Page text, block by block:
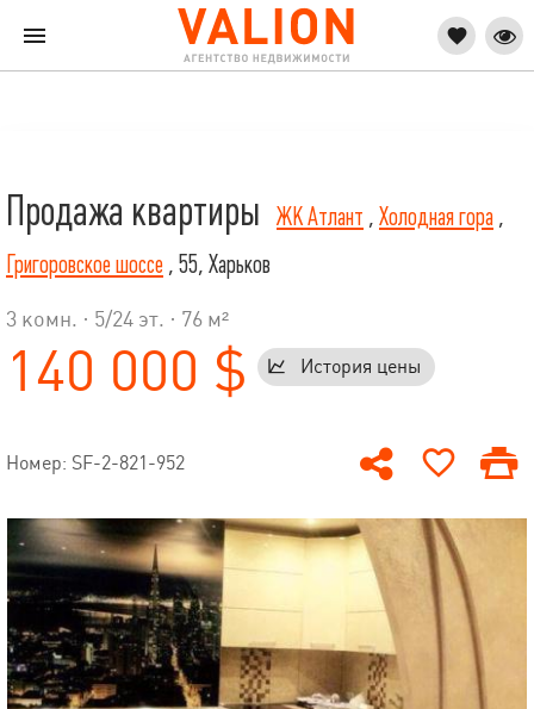
Продажа квартиры ЖК Атлант , Холодная гора ,
Григоровское шоссе , 55, Харьков
3 комн. · 5/24 эт. · 76 м²
140 000 $ История цены
Номер: SF-2-821-952